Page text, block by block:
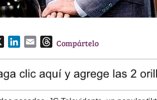
k
e
l
T
e
a
Compártelo